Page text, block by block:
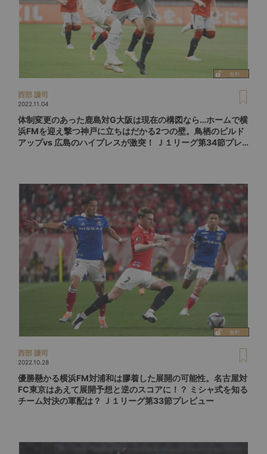
西部 謙司
2022.11.04
体制変更のあった鹿島対G大阪は現在の構図なら…ホームで横
浜FMを迎え撃つ神戸に立ちはだかる2つの壁。鳥栖のビルド
アップvs 広島のハイプレスが激突！ Ｊ１リーグ第34節プレ
西部 謙司
2022.10.28
優勝懸かる横浜FM対浦和は膠着した展開の可能性。名古屋対
FC東京はあえて展開予想と逆のスコアに！？ ミシャ式を知る
チーム対決の軍配は？ Ｊ１リーグ第33節プレビュー